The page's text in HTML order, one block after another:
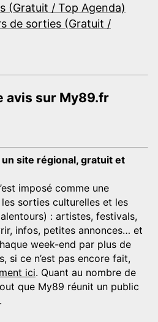
(Gratuit / Top Agenda)
de sorties (Gratuit /
avis sur My89.fr
site régional, gratuit et
imposé comme une
sorties culturelles et les
: artistes, festivals,
infos, petites annonces… et
week-end par plus de
si ce n’est pas encore fait,
ici. Quant au nombre de
que My89 réunit un public